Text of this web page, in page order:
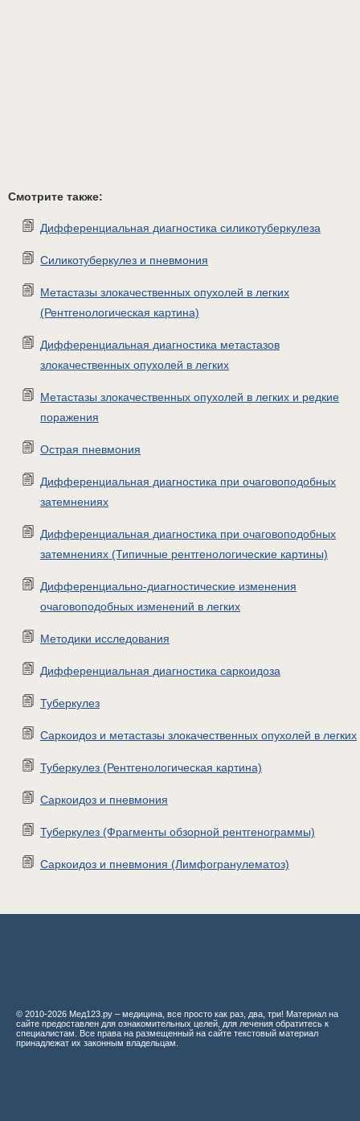
Смотрите также:
Дифференциальная диагностика силикотуберкулеза
Силикотуберкулез и пневмония
Метастазы злокачественных опухолей в легких
(Рентгенологическая картина)
Дифференциальная диагностика метастазов
злокачественных опухолей в легких
Метастазы злокачественных опухолей в легких и редкие
поражения
Острая пневмония
Дифференциальная диагностика при очаговоподобных
затемнениях
Дифференциальная диагностика при очаговоподобных
затемнениях (Типичные рентгенологические картины)
Дифференциально-диагностические изменения
очаговоподобных изменений в легких
Методики исследования
Дифференциальная диагностика саркоидоза
Туберкулез
Саркоидоз и метастазы злокачественных опухолей в легких
Туберкулез (Рентгенологическая картина)
Саркоидоз и пневмония
Туберкулез (Фрагменты обзорной рентгенограммы)
Саркоидоз и пневмония (Лимфогранулематоз)
© 2010-2026 Мед123.ру – медицина, все просто как раз, два, три! Материал на
сайте предоставлен для ознакомительных целей, для лечения обратитесь к
специалистам. Все права на размещенный на сайте текстовый материал
принадлежат их законным владельцам.